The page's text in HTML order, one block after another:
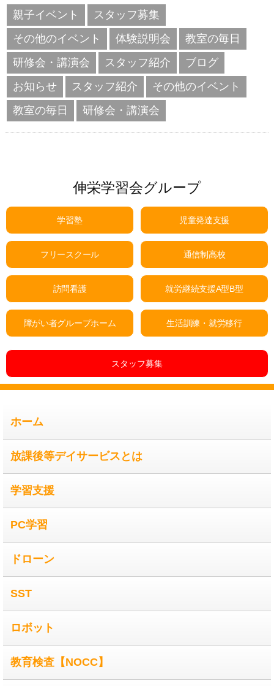
親子イベント
スタッフ募集
その他のイベント
体験説明会
教室の毎日
研修会・講演会
スタッフ紹介
ブログ
お知らせ
スタッフ紹介
その他のイベント
教室の毎日
研修会・講演会
伸栄学習会グループ
学習塾 児童発達支援
フリースクール 通信制高校
訪問看護 就労継続支援A型B型
障がい者グループホーム 生活訓練・就労移行
スタッフ募集
ホーム
放課後等デイサービスとは
学習支援
PC学習
ドローン
SST
ロボット
教育検査【NOCC】